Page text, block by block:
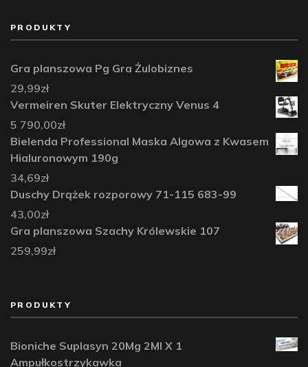
PRODUKTY
Gra planszowa Pg Gra Żulobiznes
29,99zł
Vermeiren Skuter Elektryczny Venus 4
5 790,00zł
Bielenda Professional Maska Algowa z Kwasem
Hialuronowym 190g
34,69zł
Duschy Drążek rozporowy 71-115 683-99
43,00zł
Gra planszowa Szachy Królewskie 107
259,99zł
PRODUKTY
Bioniche Suplasyn 20Mg 2Ml X 1
Ampułkostrzykawka